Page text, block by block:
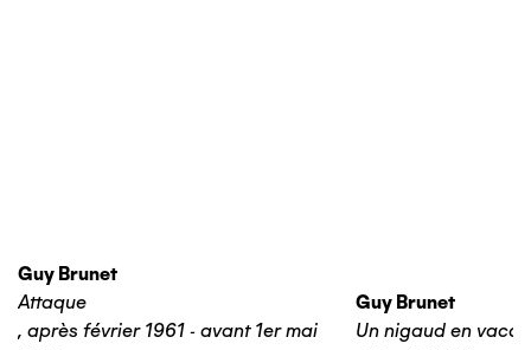
Guy Brunet
Attaque
, après février 1961 - avant 1er mai
Guy Brunet
Un nigaud en